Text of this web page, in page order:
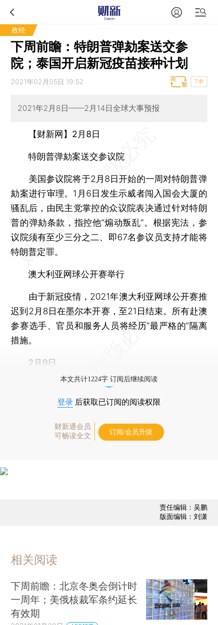
政经
下周前瞻：特朗普弹劾案送交参
院；泰国开启新冠疫苗接种计划
2021年02月05日 19:52 T中
2021年2月8日——2月14日全球大事预报
【财新网】2月8日
特朗普弹劾案送交参议院
美国参议院将于2月8日开始的一周对特朗普弹
劾案进行审理。1月6日发生示威者闯入国会大厦的
骚乱后，由民主党掌控的众议院表决通过针对特朗
普的弹劾条款，指控他“煽动叛乱”。根据宪法，参
议院须有至少三分之二、即67名参议员支持才能将
特朗普定罪。
澳大利亚网球公开赛举行
由于新冠疫情，2021年澳大利亚网球公开赛推
迟到2月8日在墨尔本开赛，至21日结束。所有赴澳
参赛选手、官员和服务人员将经历“最严格的”隔离
措施。
2月9日
本文共计1224字 订阅后继续阅读
登录 后获取已订阅的阅读权限
财新通会员
可畅读全文
订阅/会员升级
责任编辑：吴鹏
版面编辑：刘潇
相关阅读
下周前瞻：北京冬奥会倒计时
一周年；美俄核裁军条约延长
有效期